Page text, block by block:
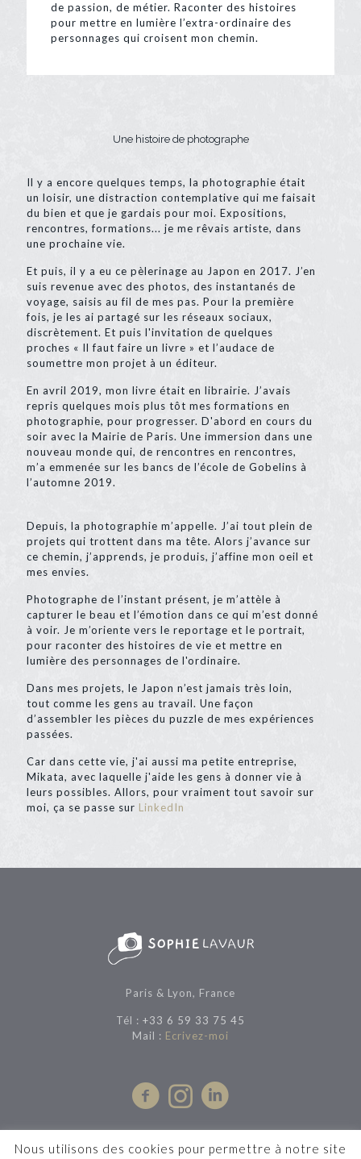
de passion, de métier. Raconter des histoires
pour mettre en lumière l’extra-ordinaire des
personnages qui croisent mon chemin.
Une histoire de photographe
Il y a encore quelques temps, la photographie était
un loisir, une distraction contemplative qui me faisait
du bien et que je gardais pour moi. Expositions,
rencontres, formations... je me rêvais artiste, dans
une prochaine vie.
Et puis, il y a eu ce pèlerinage au Japon en 2017. J’en
suis revenue avec des photos, des instantanés de
voyage, saisis au fil de mes pas. Pour la première
fois, je les ai partagé sur les réseaux sociaux,
discrètement. Et puis l'invitation de quelques
proches « Il faut faire un livre » et l’audace de
soumettre mon projet à un éditeur.
En avril 2019, mon livre était en librairie. J’avais
repris quelques mois plus tôt mes formations en
photographie, pour progresser. D'abord en cours du
soir avec la Mairie de Paris. Une immersion dans une
nouveau monde qui, de rencontres en rencontres,
m’a emmenée sur les bancs de l’école de Gobelins à
l’automne 2019.
Depuis, la photographie m’appelle. J’ai tout plein de
projets qui trottent dans ma tête. Alors j’avance sur
ce chemin, j’apprends, je produis, j’affine mon oeil et
mes envies.
Photographe de l’instant présent, je m’attèle à
capturer le beau et l’émotion dans ce qui m’est donné
à voir. Je m’oriente vers le reportage et le portrait,
pour raconter des histoires de vie et mettre en
lumière des personnages de l'ordinaire.
Dans mes projets, le Japon n’est jamais très loin,
tout comme les gens au travail. Une façon
d’assembler les pièces du puzzle de mes expériences
passées.
Car dans cette vie, j'ai aussi ma petite entreprise,
Mikata, avec laquelle j'aide les gens à donner vie à
leurs possibles. Allors, pour vraiment tout savoir sur
moi, ça se passe sur LinkedIn
Paris & Lyon, France
Tél : +33 6 59 33 75 45
Mail : Ecrivez-moi
Nous utilisons des cookies pour permettre à notre site